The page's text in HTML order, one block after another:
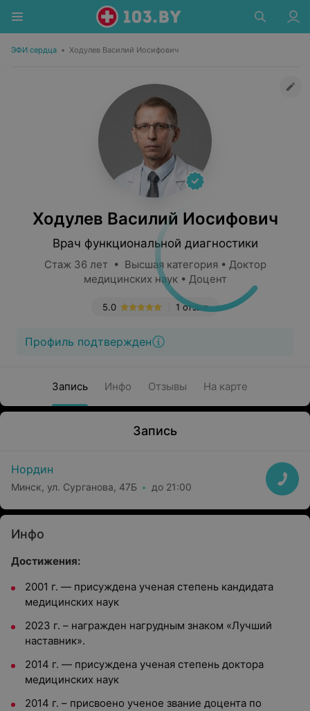
ЭФИ сердца • Ходулев Василий Иосифович
Ходулев Василий Иосифович
Врач функциональной диагностики
Стаж 36 лет • Высшая категория • Доктор
медицинских наук • Доцент
1 отзыв
5.0
Профиль подтвержден
Запись Инфо Отзывы На карте
Запись
Нордин
Минск, ул. Сурганова, 47Б до 21:00
Инфо
Достижения:
2001 г. — присуждена ученая степень кандидата
медицинских наук
2023 г. – награжден нагрудным знаком «Лучший
наставник».
2014 г. — присуждена ученая степень доктора
медицинских наук
2014 г. – присвоено ученое звание доцента по